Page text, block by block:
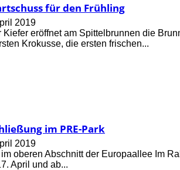
für den Frühling
2019
Kiefer eröffnet am Spittelbrunnen die
Krokusse, die ersten frischen...
im PRE-Park
2019
oberen Abschnitt der Europaallee Im
April und ab...